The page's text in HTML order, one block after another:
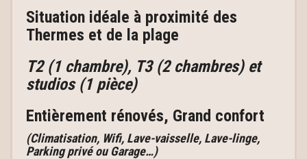
Situation idéale à proximité des
Thermes et de la plage
T2 (1 chambre), T3 (2 chambres) et
studios (1 pièce)
Entièrement rénovés, Grand confort
(Climatisation, Wifi, Lave-vaisselle, Lave-linge,
Parking privé ou Garage…)